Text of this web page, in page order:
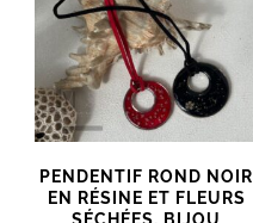
PENDENTIF ROND NOIR
EN RÉSINE ET FLEURS